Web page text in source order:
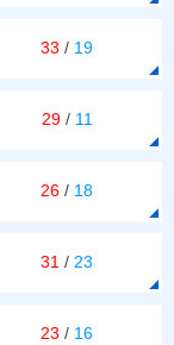
33 / 19
29/ 11
26 / 18
31 / 23
23 / 16